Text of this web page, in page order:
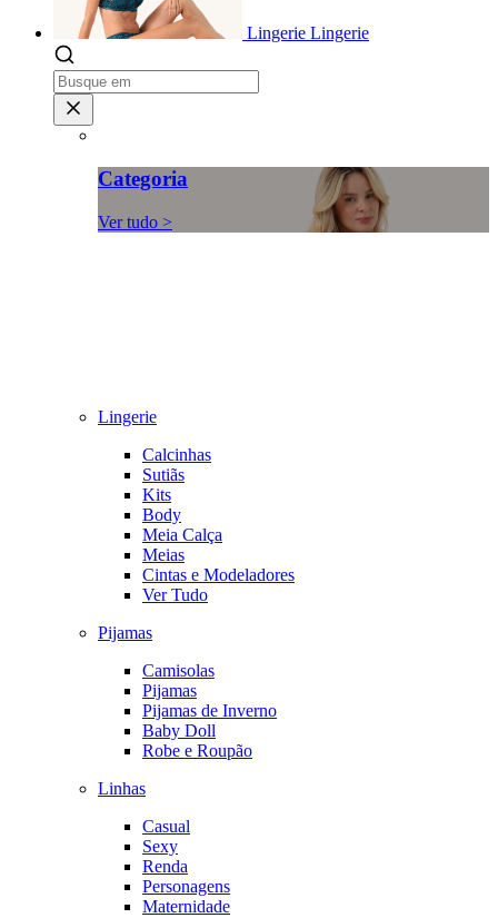
Lingerie Lingerie
Categoria
Ver tudo >
Lingerie
Calcinhas
Sutiãs
Kits
Body
Meia Calça
Meias
Cintas e Modeladores
Ver Tudo
Pijamas
Camisolas
Pijamas
Pijamas de Inverno
Baby Doll
Robe e Roupão
Linhas
Casual
Sexy
Renda
Personagens
Maternidade